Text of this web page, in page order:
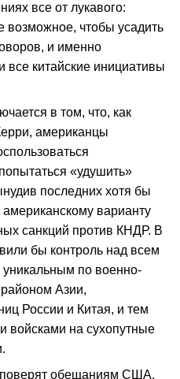
все от лукавого:
возможное, чтобы усадить
и именно
китайские инициативы
в том, что, как
американцы
«удушить»
последних хотя бы
американскому варианту
санкций против КНДР. В
бы контроль над всем
уникальным по военно-
районом Азии,
России и Китая, и тем
на сухопутные
обещаниям США,